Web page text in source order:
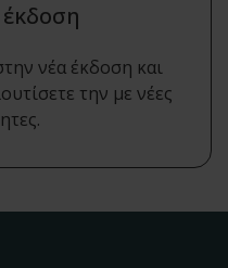
νέα έκδοση και
την με νέες